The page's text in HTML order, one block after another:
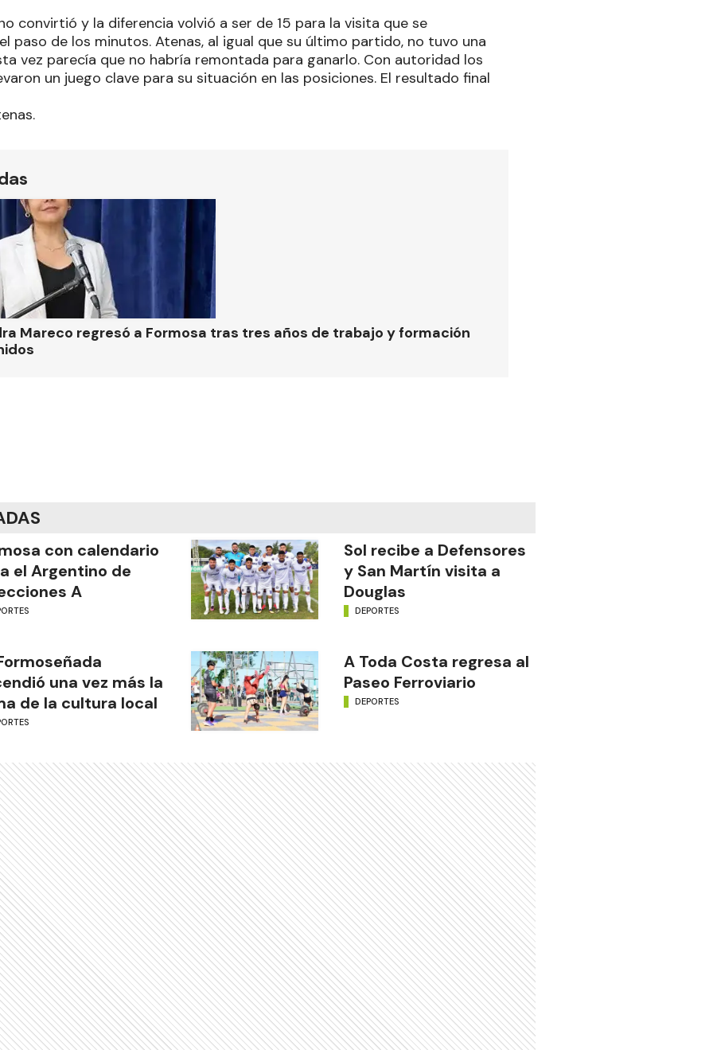
convirtió y la diferencia volvió a ser de 15 para la visita que se
paso de los minutos. Atenas, al igual que su último partido, no tuvo una
vez parecía que no habría remontada para ganarlo. Con autoridad los
un juego clave para su situación en las posiciones. El resultado final
Mareco regresó a Formosa tras tres años de trabajo y formación
con calendario
el Argentino de
A
Sol recibe a Defensores
y San Martín visita a
Douglas
DEPORTES
una vez más la
de la cultura local
A Toda Costa regresa al
Paseo Ferroviario
DEPORTES